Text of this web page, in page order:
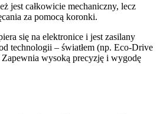
jest całkowicie mechaniczny, lecz
za pomocą koronki.
się na elektronice i jest zasilany
technologii – światłem (np. Eco-Drive
wysoką precyzję i wygodę